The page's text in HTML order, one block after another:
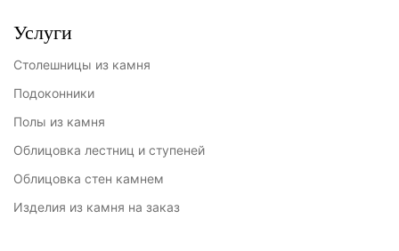
Услуги
Столешницы из камня
Подоконники
Полы из камня
Облицовка лестниц и ступеней
Облицовка стен камнем
Изделия из камня на заказ